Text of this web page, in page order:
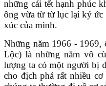
những cái tết hạnh phúc
ông vừa từ từ lục lại ký ức
xúc của mình.
Những năm 1966 - 1969,
Lộc) là những năm vô
lượng ta có một người bị
cho địch phá rất nhiều